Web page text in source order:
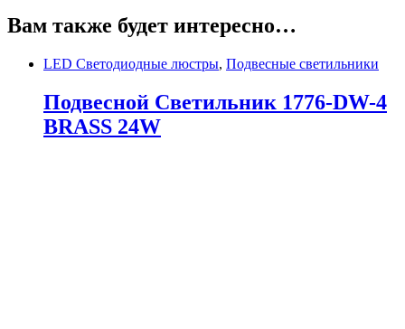
Вам также будет интересно…
LED Светодиодные люстры, Подвесные светильники
Подвесной Светильник 1776-DW-4
BRASS 24W